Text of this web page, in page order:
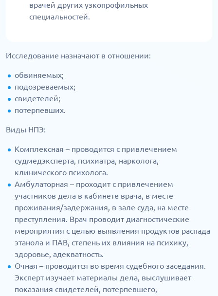
врачей других узкопрофильных
специальностей.
Исследование назначают в отношении:
обвиняемых;
подозреваемых;
свидетелей;
потерпевших.
Виды НПЭ:
Комплексная – проводится с привлечением
судмедэксперта, психиатра, нарколога,
клинического психолога.
Амбулаторная – проходит с привлечением
участников дела в кабинете врача, в месте
проживания/задержания, в зале суда, на месте
преступления. Врач проводит диагностические
мероприятия с целью выявления продуктов распада
этанола и ПАВ, степень их влияния на психику,
здоровье, адекватность.
Очная – проводится во время судебного заседания.
Эксперт изучает материалы дела, выслушивает
показания свидетелей, потерпевшего,